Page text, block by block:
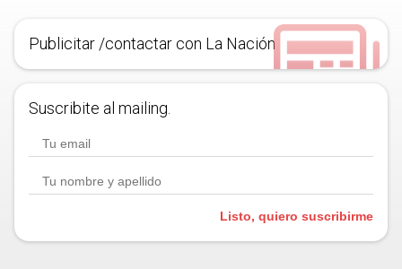
Publicitar /contactar con La Nación
Suscribite al mailing.
Listo, quiero suscribirme